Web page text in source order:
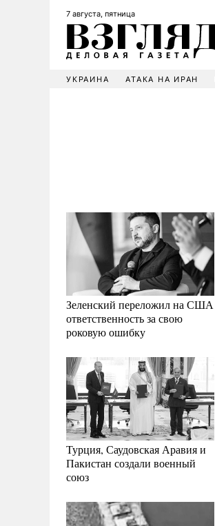
7 августа, пятница
УКРАИНА АТАКА НА ИРАН
Зеленский переложил на США
ответственность за свою
роковую ошибку
Турция, Саудовская Аравия и
Пакистан создали военный
союз